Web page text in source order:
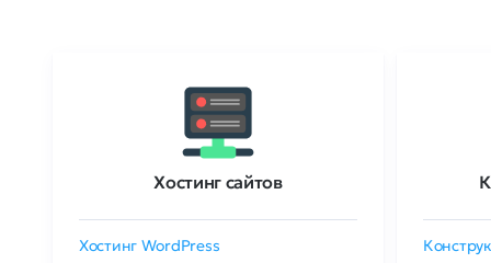
Хостинг сайтов
Хостинг WordPress